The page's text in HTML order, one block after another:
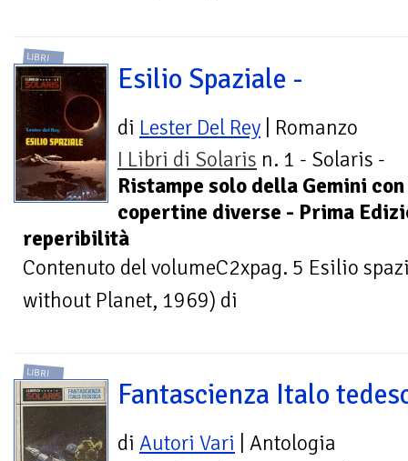
LIBRI
Esilio Spaziale -
di Lester Del Rey | Romanzo
I Libri di Solaris n. 1 - Solaris -
Ristampe solo della Gemini con
copertine diverse - Prima
reperibilità
Contenuto del volumeC2xpag. 5 Esilio
without Planet, 1969) di
LIBRI
Fantascienza Italo
di Autori Vari | Antologia